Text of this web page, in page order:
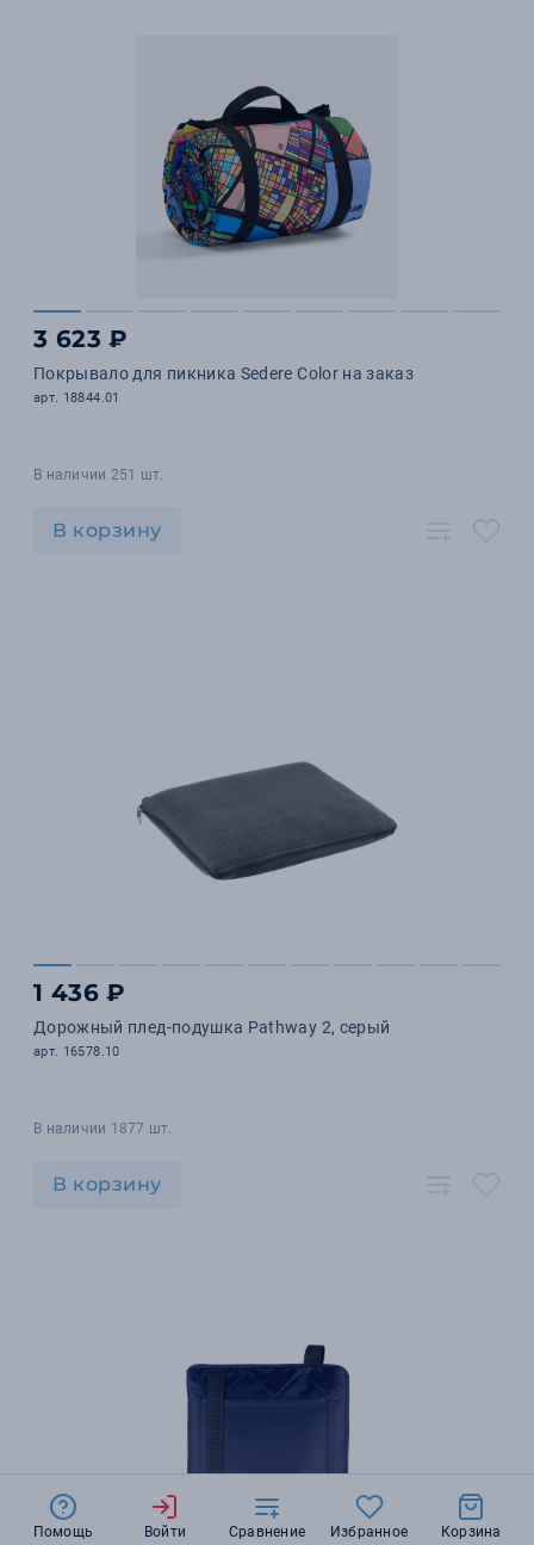
3 623 ₽
Покрывало для пикника Sedere Color на заказ
арт. 18844.01
В наличии 251 шт.
В корзину
1 436 ₽
Дорожный плед-подушка Pathway 2, серый
арт. 16578.10
В наличии 1877 шт.
В корзину
Помощь Войти Сравнение Избранное Корзина